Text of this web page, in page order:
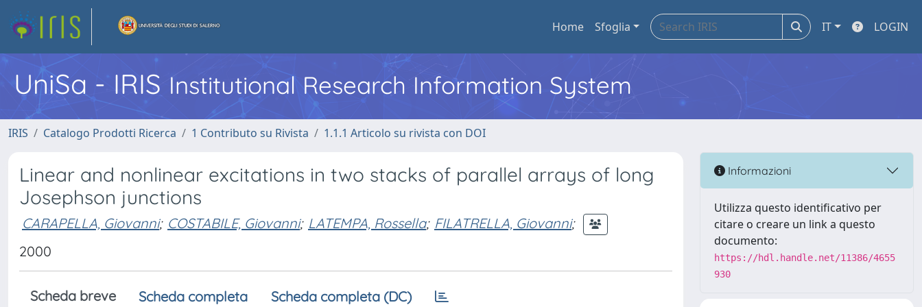
Home Sfoglia IT LOGIN
UniSa - IRIS Institutional Research Information System
IRIS Catalogo Prodotti Ricerca 1 Contributo su Rivista 1.1.1 Articolo su rivista con DOI
Linear and nonlinear excitations in two stacks of parallel arrays of long
Josephson junctions
CARAPELLA, Giovanni; COSTABILE, Giovanni; LATEMPA, Rossella; FILATRELLA, Giovanni;
2000
Scheda breve Scheda completa Scheda completa (DC)
Informazioni
Utilizza questo identificativo per
citare o creare un link a questo
documento:
https://hdl.handle.net/11386/4655
930